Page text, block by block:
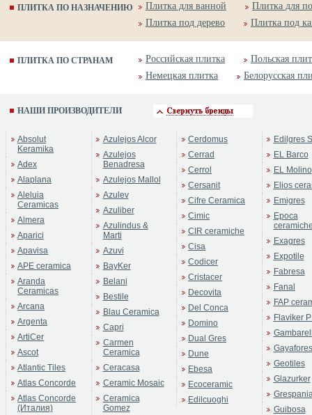
ПЛИТКА ПО НАЗНАЧЕНИЮ Плитка для ванной
Плитка для
Плитка под дерево
Плитка под
ПЛИТКА ПО СТРАНАМ Российская плитка
Польская
Немецкая плитка
Белорусская
НАШИ ПРОИЗВОДИТЕЛИ
Absolut
Keramika
Adex
Alaplana
Aleluia
Ceramicas
Almera
Aparici
Apavisa
APE ceramica
Aranda
Ceramicas
Arcana
Argenta
ArtiCer
Ascot
Atlantic Tiles
Atlas Concorde
Atlas Concorde
(Италия)
Azulejos Alcor
Azulejos
Benadresa
Azulejos Mallol
Azulev
Azuliber
Azulindus &
Marti
Azuvi
BayKer
Belani
Bestile
Blau Ceramica
Capri
Carmen
Ceramica
Ceracasa
Ceramic Mosaic
Ceramica
Gomez
Cerdomus
Cerrad
Cerrol
Cersanit
Cifre Ceramica
Cimic
CIR ceramiche
Cisa
Codicer
Cristacer
Decovita
Del Conca
Domino
Dual Gres
Dune
Ebesa
Ecoceramic
Edilcuoghi
Edilgres
EL Barco
EL Molino
Elios
Emigres
Epoca
Exagres
Expotile
Fabresa
Fanal
FAP
Flaviker
Gayafores
Geotiles
Glazurker
Guibosa